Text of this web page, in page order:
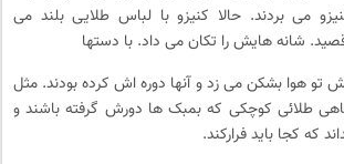
می بردند. حالا کنیزو با لباس طلایی بلند می
شانه هایش را تکان می داد. با دستها
تو هوا بشکن می زد و آنها دوره اش کرده بودند. مثل
طلائی کوچکی که بمبک ها دورش گرفته باشند و
که کجا باید فرارکند.